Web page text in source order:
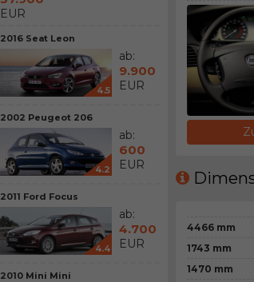
EUR
2016 Seat Leon
4.5
ab:
9.900
EUR
2002 Peugeot 206
4.2
ab:
600
EUR
2011 Ford Focus
4.4
ab:
4.700
EUR
2010 Mini Mini
4466 mm
1743 mm
1470 mm